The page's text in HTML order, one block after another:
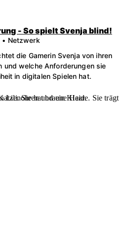
- So spielt Svenja blind!
Netzwerk
die Gamerin Svenja von ihren
und welche Anforderungen sie
in digitalen Spielen hat.